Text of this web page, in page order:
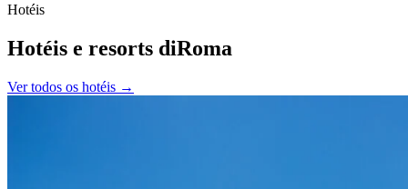
Hotéis
Hotéis e resorts diRoma
Ver todos os hotéis →